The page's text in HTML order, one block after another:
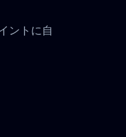
ントに自